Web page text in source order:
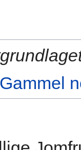
Gammel